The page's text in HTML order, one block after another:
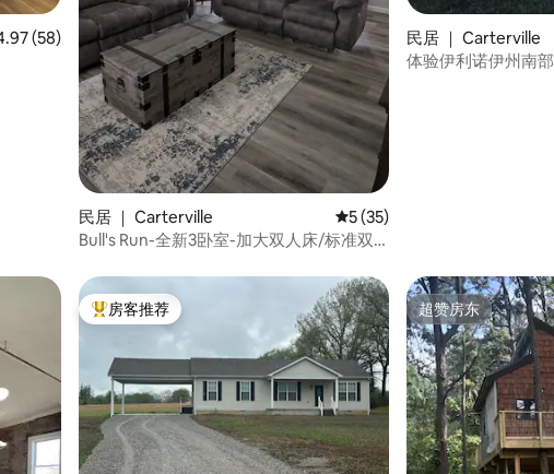
评分 4.97 分（满分 5 分），共 58 条评价
(58)
民居 ｜ Carterville 平均评分 5 分（满分 5 分），
5 (35)
Bull's Run-全新3卧室-加大双人床/标准双
民居 ｜ Carterville
体验伊利诺伊州南
热门「房客推荐」
房客推荐 超赞房东
超赞房东